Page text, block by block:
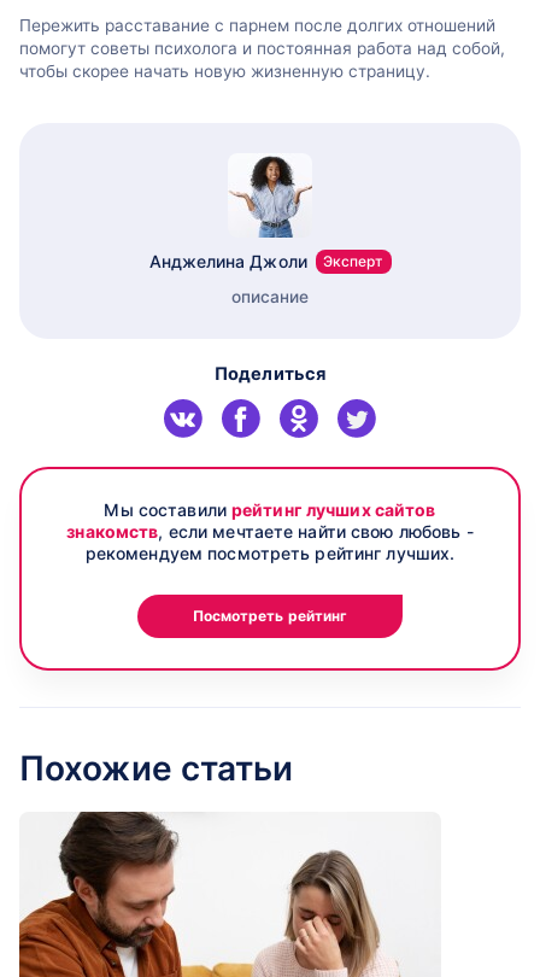
Пережить расставание с парнем после долгих отношений
помогут советы психолога и постоянная работа над собой,
чтобы скорее начать новую жизненную страницу.
Анджелина Джоли Эксперт
описание
Поделиться
Мы составилирейтинг лучших сайтов
знакомств, если мечтаете найти свою любовь -
рекомендуем посмотреть рейтинг лучших.
Посмотреть рейтинг
Похожие статьи